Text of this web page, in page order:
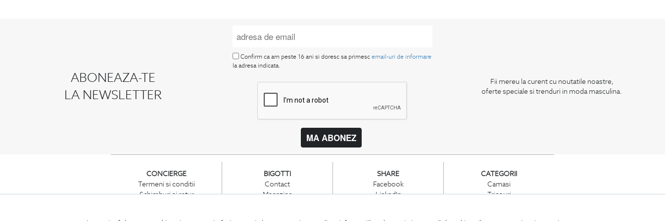
ABONEAZA-TE
LA NEWSLETTER
Confirm ca am peste 16 ani si doresc sa primescemail-uri de informare
la adresa indicata.
MA ABONEZ
Fii mereu la curent cu noutatile noastre,
oferte speciale si trenduri in moda masculina.
CONCIERGE
Termeni si conditii
Schimburi si retur
BIGOTTI
Contact
Magazine
SHARE
Facebook
LinkedIn
CATEGORII
Camasi
Tricouri